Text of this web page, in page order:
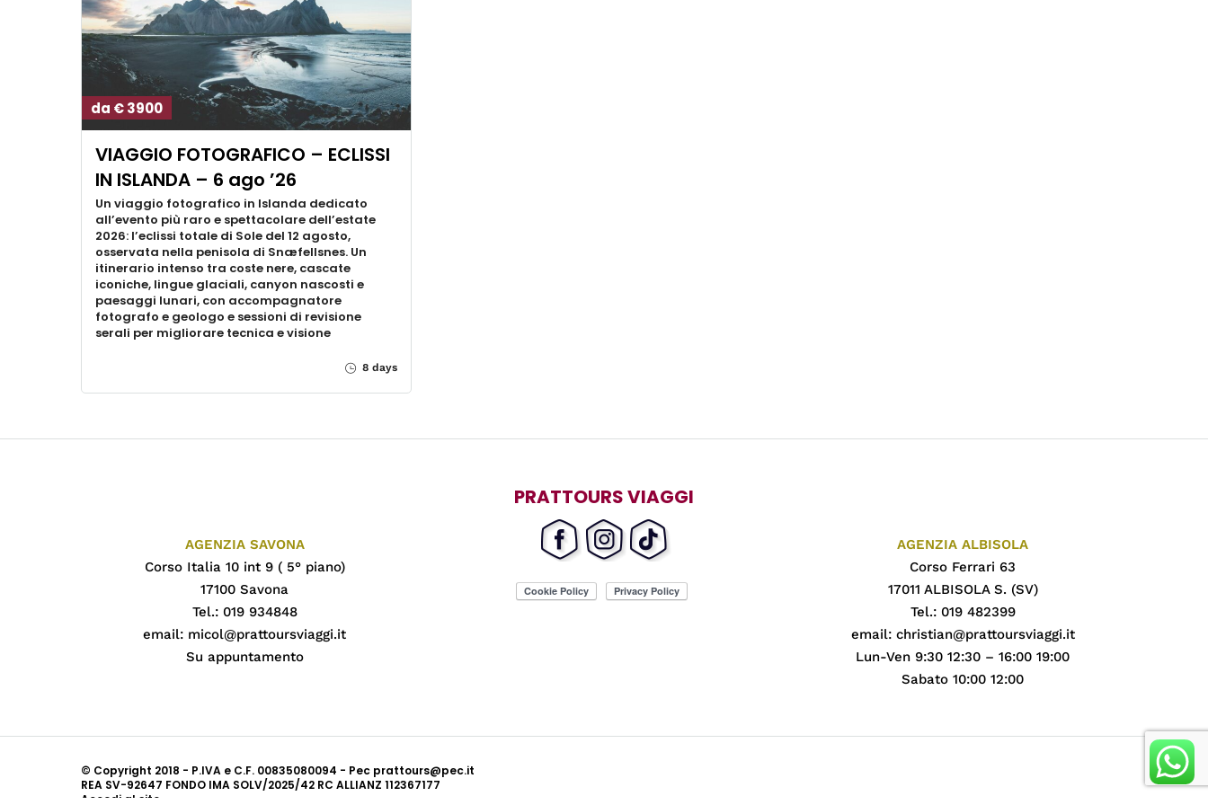
da € 3900
VIAGGIO FOTOGRAFICO – ECLISSI
IN ISLANDA – 6 ago ’26
Un viaggio fotografico in Islanda dedicato
all’evento più raro e spettacolare dell’estate
2026: l’eclissi totale di Sole del 12 agosto,
osservata nella penisola di Snæfellsnes. Un
itinerario intenso tra coste nere, cascate
iconiche, lingue glaciali, canyon nascosti e
paesaggi lunari, con accompagnatore
fotografo e geologo e sessioni di revisione
serali per migliorare tecnica e visione
8 days
AGENZIA SAVONA
Corso Italia 10 int 9 ( 5° piano)
17100 Savona
Tel.: 019 934848
email: micol@prattoursviaggi.it
Su appuntamento
PRATTOURS VIAGGI
AGENZIA ALBISOLA
Corso Ferrari 63
17011 ALBISOLA S. (SV)
Tel.: 019 482399
email: christian@prattoursviaggi.it
Lun-Ven 9:30 12:30 – 16:00 19:00
Sabato 10:00 12:00
© Copyright 2018 - P.IVA e C.F. 00835080094 - Pec prattours@pec.it
REA SV-92647 FONDO IMA SOLV/2025/42 RC ALLIANZ 112367177
Accedi al sito